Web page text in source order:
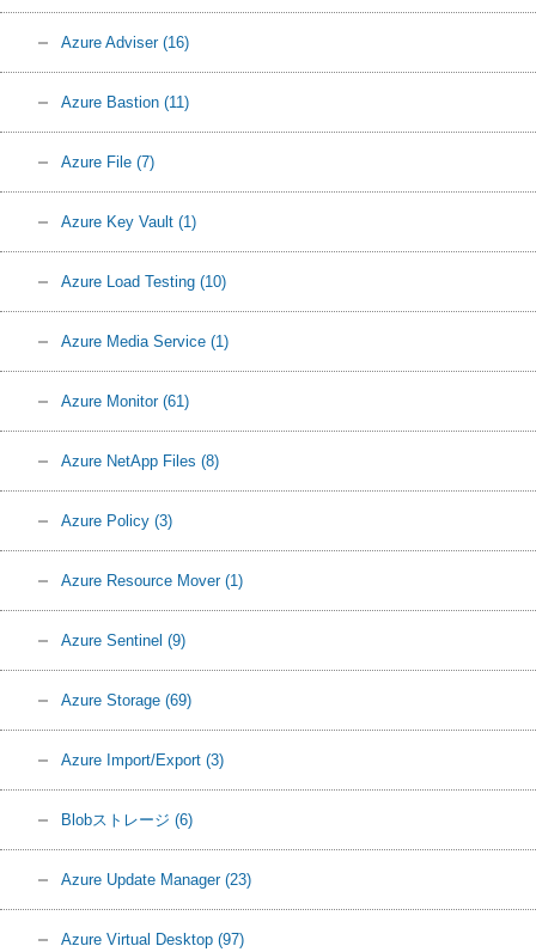
Azure Adviser (16)
Azure Bastion (11)
Azure File (7)
Azure Key Vault (1)
Azure Load Testing (10)
Azure Media Service (1)
Azure Monitor (61)
Azure NetApp Files (8)
Azure Policy (3)
Azure Resource Mover (1)
Azure Sentinel (9)
Azure Storage (69)
Azure Import/Export (3)
Blobストレージ (6)
Azure Update Manager (23)
Azure Virtual Desktop (97)